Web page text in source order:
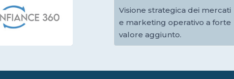
Visione strategica dei mercati
e marketing operativo a forte
valore aggiunto.